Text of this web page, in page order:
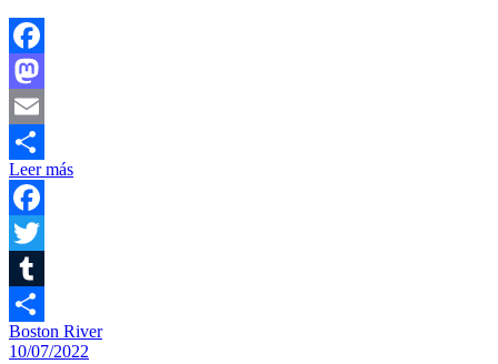
Facebook
Mastodon
Email
Compartir
Leer más
Facebook
Twitter
Tumblr
Compartir
Boston River
10/07/2022